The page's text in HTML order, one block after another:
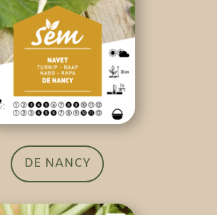
DE NANCY